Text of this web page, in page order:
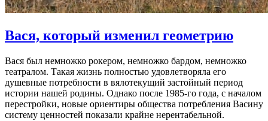
Вася, который изменил геометрию
Вася был немножко рокером, немножко бардом, немножко
театралом. Такая жизнь полностью удовлетворяла его
душевные потребности в вялотекущий застойный период
истории нашей родины. Однако после 1985-го года, с началом
перестройки, новые ориентиры общества потребления Васину
систему ценностей показали крайне нерентабельной.